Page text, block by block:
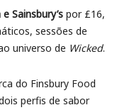
Sainsbury’s por £16,
sessões de
universo de Wicked.
do Finsbury Food
perfis de sabor